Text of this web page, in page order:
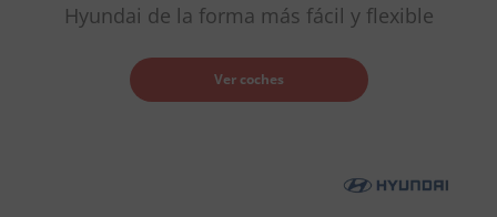
Hyundai de la forma más fácil y flexible
Ver coches